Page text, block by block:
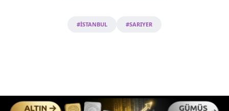
#İSTANBUL #SARIYER